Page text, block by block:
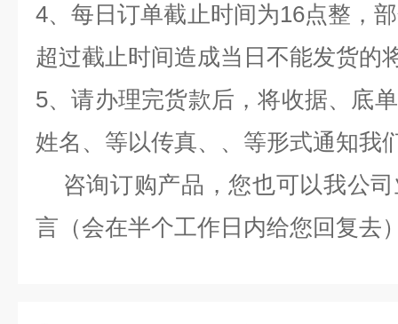
4、每日订单截止时间为16点整，
超过截止时间造成当日不能发货的
5、请办理完货款后，将收据、底
姓名、等以传真、、等形式通知我
咨询订购产品，您也可以我公
言（会在半个工作日内给您回复去